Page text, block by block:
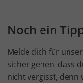
Noch ein
Melde dich für
sicher gehen, dass
nicht vergisst, denn